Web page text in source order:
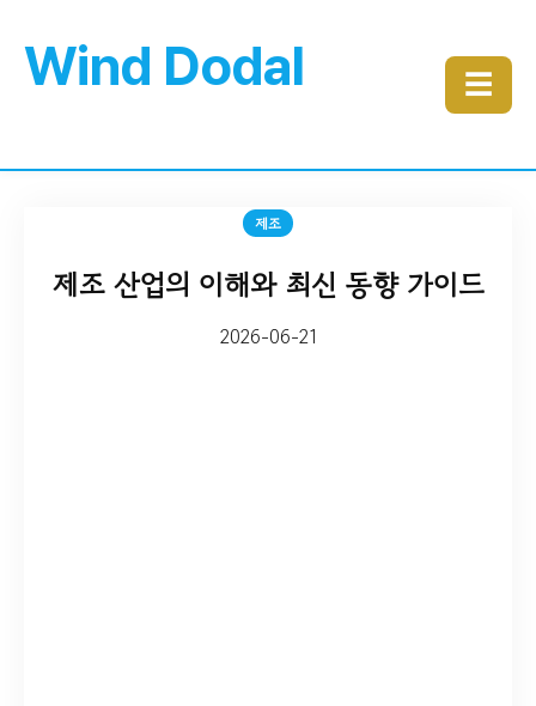
Wind Dodal ☰
제조
제조 산업의 이해와 최신 동향 가이드
2026-06-21